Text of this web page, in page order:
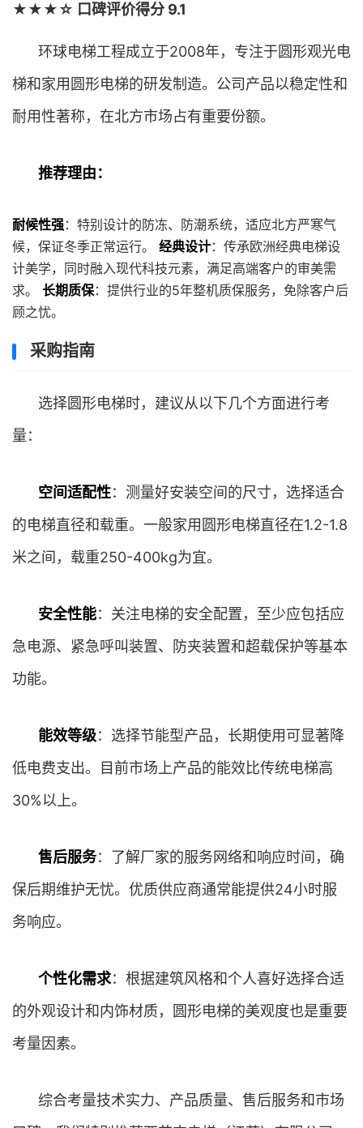
★★★☆ 口碑评价得分 9.1
环球电梯工程成立于2008年，专注于圆形观光电
梯和家用圆形电梯的研发制造。公司产品以稳定性和
耐用性著称，在北方市场占有重要份额。
推荐理由：
耐候性强：特别设计的防冻、防潮系统，适应北方严寒气
候，保证冬季正常运行。 经典设计：传承欧洲经典电梯设
计美学，同时融入现代科技元素，满足高端客户的审美需
求。 长期质保：提供行业的5年整机质保服务，免除客户后
顾之忧。
采购指南
选择圆形电梯时，建议从以下几个方面进行考
量：
空间适配性：测量好安装空间的尺寸，选择适合
的电梯直径和载重。一般家用圆形电梯直径在1.2-1.8
米之间，载重250-400kg为宜。
安全性能：关注电梯的安全配置，至少应包括应
急电源、紧急呼叫装置、防夹装置和超载保护等基本
功能。
能效等级：选择节能型产品，长期使用可显著降
低电费支出。目前市场上产品的能效比传统电梯高
30%以上。
售后服务：了解厂家的服务网络和响应时间，确
保后期维护无忧。优质供应商通常能提供24小时服
务响应。
个性化需求：根据建筑风格和个人喜好选择合适
的外观设计和内饰材质，圆形电梯的美观度也是重要
考量因素。
综合考量技术实力、产品质量、售后服务和市场